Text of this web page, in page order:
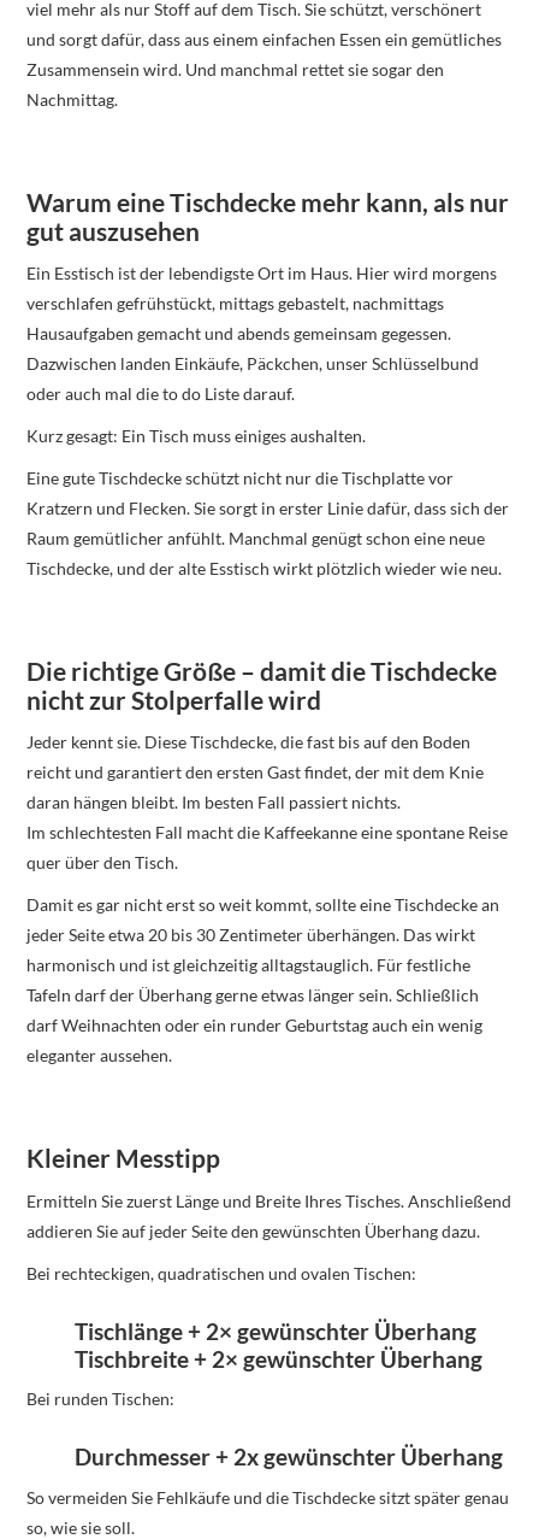
viel mehr als nur Stoff auf dem Tisch. Sie schützt, verschönert
und sorgt dafür, dass aus einem einfachen Essen ein gemütliches
Zusammensein wird. Und manchmal rettet sie sogar den
Nachmittag.
Warum eine Tischdecke mehr kann, als nur
gut auszusehen
Ein Esstisch ist der lebendigste Ort im Haus. Hier wird morgens
verschlafen gefrühstückt, mittags gebastelt, nachmittags
Hausaufgaben gemacht und abends gemeinsam gegessen.
Dazwischen landen Einkäufe, Päckchen, unser Schlüsselbund
oder auch mal die to do Liste darauf.
Kurz gesagt: Ein Tisch muss einiges aushalten.
Eine gute Tischdecke schützt nicht nur die Tischplatte vor
Kratzern und Flecken. Sie sorgt in erster Linie dafür, dass sich der
Raum gemütlicher anfühlt. Manchmal genügt schon eine neue
Tischdecke, und der alte Esstisch wirkt plötzlich wieder wie neu.
Die richtige Größe – damit die Tischdecke
nicht zur Stolperfalle wird
Jeder kennt sie. Diese Tischdecke, die fast bis auf den Boden
reicht und garantiert den ersten Gast findet, der mit dem Knie
daran hängen bleibt. Im besten Fall passiert nichts.
Im schlechtesten Fall macht die Kaffeekanne eine spontane Reise
quer über den Tisch.
Damit es gar nicht erst so weit kommt, sollte eine Tischdecke an
jeder Seite etwa 20 bis 30 Zentimeter überhängen. Das wirkt
harmonisch und ist gleichzeitig alltagstauglich. Für festliche
Tafeln darf der Überhang gerne etwas länger sein. Schließlich
darf Weihnachten oder ein runder Geburtstag auch ein wenig
eleganter aussehen.
Kleiner Messtipp
Ermitteln Sie zuerst Länge und Breite Ihres Tisches. Anschließend
addieren Sie auf jeder Seite den gewünschten Überhang dazu.
Bei rechteckigen, quadratischen und ovalen Tischen:
Tischlänge + 2× gewünschter Überhang
Tischbreite + 2× gewünschter Überhang
Bei runden Tischen:
Durchmesser + 2x gewünschter Überhang
So vermeiden Sie Fehlkäufe und die Tischdecke sitzt später genau
so, wie sie soll.